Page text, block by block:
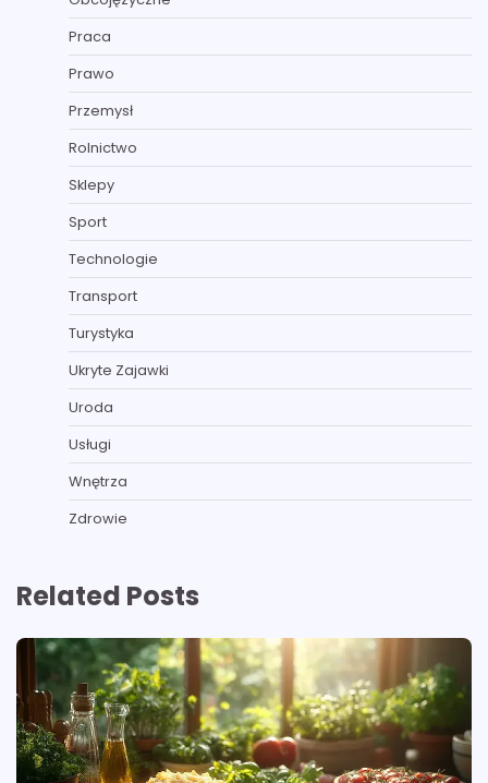
Praca
Prawo
Przemysł
Rolnictwo
Sklepy
Sport
Technologie
Transport
Turystyka
Ukryte Zajawki
Uroda
Usługi
Wnętrza
Zdrowie
Related Posts